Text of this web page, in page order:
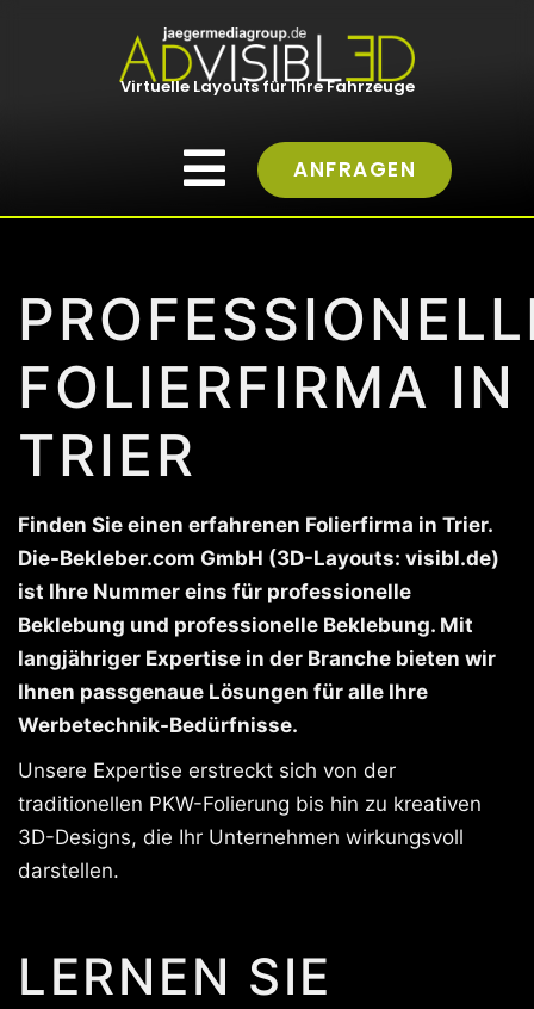
Virtuelle Layouts für Ihre Fahrzeuge
ANFRAGEN
FOLIERFIRMA IN
TRIER
Finden Sie einen erfahrenen Folierfirma in Trier.
Die-Bekleber.com GmbH (3D-Layouts: visibl.de)
ist Ihre Nummer eins für professionelle
Beklebung und professionelle Beklebung. Mit
langjähriger Expertise in der Branche bieten wir
Ihnen passgenaue Lösungen für alle Ihre
Werbetechnik-Bedürfnisse.
Unsere Expertise erstreckt sich von der
traditionellen PKW-Folierung bis hin zu kreativen
3D-Designs, die Ihr Unternehmen wirkungsvoll
darstellen.
LERNEN SIE